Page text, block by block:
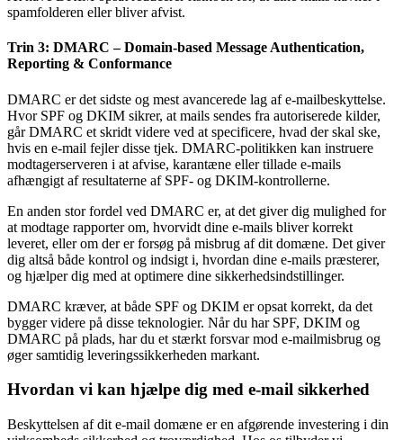
spamfolderen eller bliver afvist.
Trin 3: DMARC – Domain-based Message Authentication,
Reporting & Conformance
DMARC er det sidste og mest avancerede lag af e-mailbeskyttelse.
Hvor SPF og DKIM sikrer, at mails sendes fra autoriserede kilder,
går DMARC et skridt videre ved at specificere, hvad der skal ske,
hvis en e-mail fejler disse tjek. DMARC-politikken kan instruere
modtagerserveren i at afvise, karantæne eller tillade e-mails
afhængigt af resultaterne af SPF- og DKIM-kontrollerne.
En anden stor fordel ved DMARC er, at det giver dig mulighed for
at modtage rapporter om, hvorvidt dine e-mails bliver korrekt
leveret, eller om der er forsøg på misbrug af dit domæne. Det giver
dig altså både kontrol og indsigt i, hvordan dine e-mails præsterer,
og hjælper dig med at optimere dine sikkerhedsindstillinger.
DMARC kræver, at både SPF og DKIM er opsat korrekt, da det
bygger videre på disse teknologier. Når du har SPF, DKIM og
DMARC på plads, har du et stærkt forsvar mod e-mailmisbrug og
øger samtidig leveringssikkerheden markant.
Hvordan vi kan hjælpe dig med e-mail sikkerhed
Beskyttelsen af dit e-mail domæne er en afgørende investering i din